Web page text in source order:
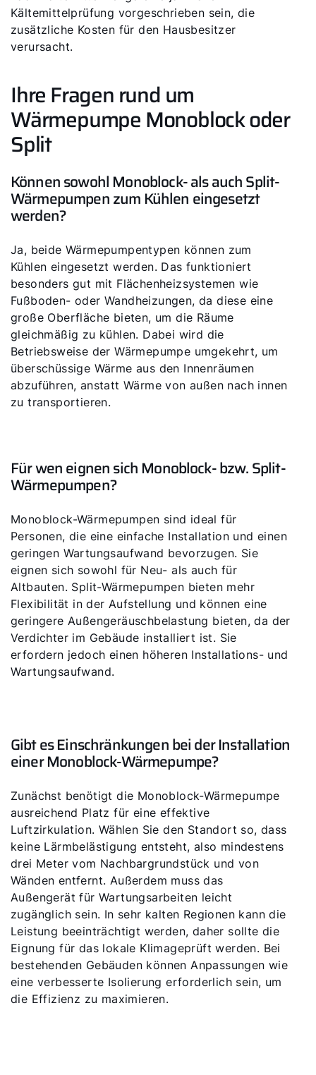
Kältemittelprüfung vorgeschrieben sein, die
zusätzliche Kosten für den Hausbesitzer
verursacht.
Ihre Fragen rund um
Wärmepumpe Monoblock oder
Split
Können sowohl Monoblock- als auch Split-
Wärmepumpen zum Kühlen eingesetzt
werden?
Ja, beide Wärmepumpentypen können zum
Kühlen eingesetzt werden. Das funktioniert
besonders gut mit Flächenheizsystemen wie
Fußboden- oder Wandheizungen, da diese eine
große Oberfläche bieten, um die Räume
gleichmäßig zu kühlen. Dabei wird die
Betriebsweise der Wärmepumpe umgekehrt, um
überschüssige Wärme aus den Innenräumen
abzuführen, anstatt Wärme von außen nach innen
zu transportieren.
Für wen eignen sich Monoblock- bzw. Split-
Wärmepumpen?
Monoblock-Wärmepumpen sind ideal für
Personen, die eine einfache Installation und einen
geringen Wartungsaufwand bevorzugen. Sie
eignen sich sowohl für Neu- als auch für
Altbauten. Split-Wärmepumpen bieten mehr
Flexibilität in der Aufstellung und können eine
geringere Außengeräuschbelastung bieten, da der
Verdichter im Gebäude installiert ist. Sie
erfordern jedoch einen höheren Installations- und
Wartungsaufwand.
Gibt es Einschränkungen bei der Installation
einer Monoblock-Wärmepumpe?
Zunächst benötigt die Monoblock-Wärmepumpe
ausreichend Platz für eine effektive
Luftzirkulation. Wählen Sie den Standort so, dass
keine Lärmbelästigung entsteht, also mindestens
drei Meter vom Nachbargrundstück und von
Wänden entfernt. Außerdem muss das
Außengerät für Wartungsarbeiten leicht
zugänglich sein. In sehr kalten Regionen kann die
Leistung beeinträchtigt werden, daher sollte die
Eignung für das lokale Klimageprüft werden. Bei
bestehenden Gebäuden können Anpassungen wie
eine verbesserte Isolierung erforderlich sein, um
die Effizienz zu maximieren.